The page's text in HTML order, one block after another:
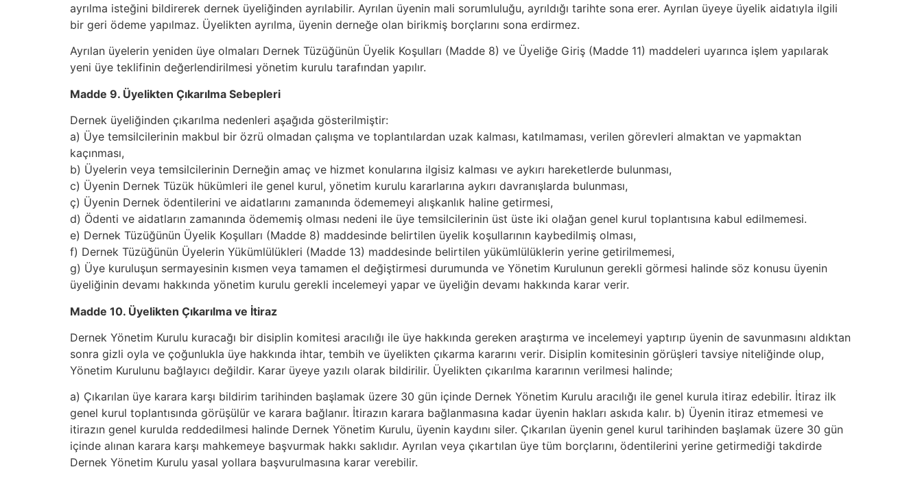
ayrılma isteğini bildirerek dernek üyeliğinden ayrılabilir. Ayrılan üyenin mali sorumluluğu, ayrıldığı tarihte sona erer. Ayrılan üyeye üyelik aidatıyla ilgili
bir geri ödeme yapılmaz. Üyelikten ayrılma, üyenin derneğe olan birikmiş borçlarını sona erdirmez.
Ayrılan üyelerin yeniden üye olmaları Dernek Tüzüğünün Üyelik Koşulları (Madde 8) ve Üyeliğe Giriş (Madde 11) maddeleri uyarınca işlem yapılarak
yeni üye teklifinin değerlendirilmesi yönetim kurulu tarafından yapılır.
Madde 9. Üyelikten Çıkarılma Sebepleri
Dernek üyeliğinden çıkarılma nedenleri aşağıda gösterilmiştir:
a) Üye temsilcilerinin makbul bir özrü olmadan çalışma ve toplantılardan uzak kalması, katılmaması, verilen görevleri almaktan ve yapmaktan
kaçınması,
b) Üyelerin veya temsilcilerinin Derneğin amaç ve hizmet konularına ilgisiz kalması ve aykırı hareketlerde bulunması,
c) Üyenin Dernek Tüzük hükümleri ile genel kurul, yönetim kurulu kararlarına aykırı davranışlarda bulunması,
ç) Üyenin Dernek ödentilerini ve aidatlarını zamanında ödememeyi alışkanlık haline getirmesi,
d) Ödenti ve aidatların zamanında ödememiş olması nedeni ile üye temsilcilerinin üst üste iki olağan genel kurul toplantısına kabul edilmemesi.
e) Dernek Tüzüğünün Üyelik Koşulları (Madde 8) maddesinde belirtilen üyelik koşullarının kaybedilmiş olması,
f) Dernek Tüzüğünün Üyelerin Yükümlülükleri (Madde 13) maddesinde belirtilen yükümlülüklerin yerine getirilmemesi,
g) Üye kuruluşun sermayesinin kısmen veya tamamen el değiştirmesi durumunda ve Yönetim Kurulunun gerekli görmesi halinde söz konusu üyenin
üyeliğinin devamı hakkında yönetim kurulu gerekli incelemeyi yapar ve üyeliğin devamı hakkında karar verir.
Madde 10. Üyelikten Çıkarılma ve İtiraz
Dernek Yönetim Kurulu kuracağı bir disiplin komitesi aracılığı ile üye hakkında gereken araştırma ve incelemeyi yaptırıp üyenin de savunmasını aldıktan
sonra gizli oyla ve çoğunlukla üye hakkında ihtar, tembih ve üyelikten çıkarma kararını verir. Disiplin komitesinin görüşleri tavsiye niteliğinde olup,
Yönetim Kurulunu bağlayıcı değildir. Karar üyeye yazılı olarak bildirilir. Üyelikten çıkarılma kararının verilmesi halinde;
a) Çıkarılan üye karara karşı bildirim tarihinden başlamak üzere 30 gün içinde Dernek Yönetim Kurulu aracılığı ile genel kurula itiraz edebilir. İtiraz ilk
genel kurul toplantısında görüşülür ve karara bağlanır. İtirazın karara bağlanmasına kadar üyenin hakları askıda kalır. b) Üyenin itiraz etmemesi ve
itirazın genel kurulda reddedilmesi halinde Dernek Yönetim Kurulu, üyenin kaydını siler. Çıkarılan üyenin genel kurul tarihinden başlamak üzere 30 gün
içinde alınan karara karşı mahkemeye başvurmak hakkı saklıdır. Ayrılan veya çıkartılan üye tüm borçlarını, ödentilerini yerine getirmediği takdirde
Dernek Yönetim Kurulu yasal yollara başvurulmasına karar verebilir.